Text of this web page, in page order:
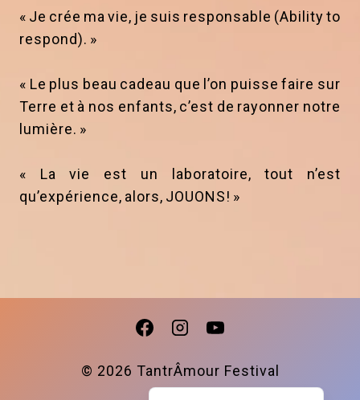
« Je crée ma vie, je suis responsable (Ability to
respond). »
« Le plus beau cadeau que l’on puisse faire sur
Terre et à nos enfants, c’est de rayonner notre
lumière. »
« La vie est un laboratoire, tout n’est
qu’expérience, alors, JOUONS! »
© 2026 TantrÂmour Festival